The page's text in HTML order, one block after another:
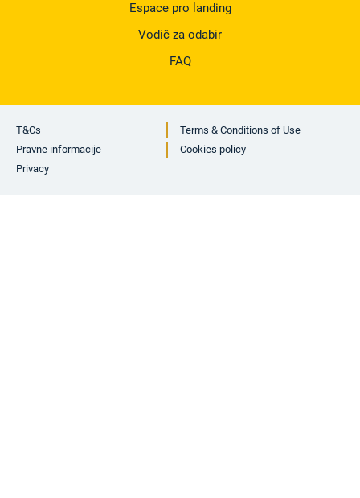
Espace pro landing
Vodič za odabir
FAQ
T&Cs
Terms & Conditions of Use
Pravne informacije
Cookies policy
Privacy